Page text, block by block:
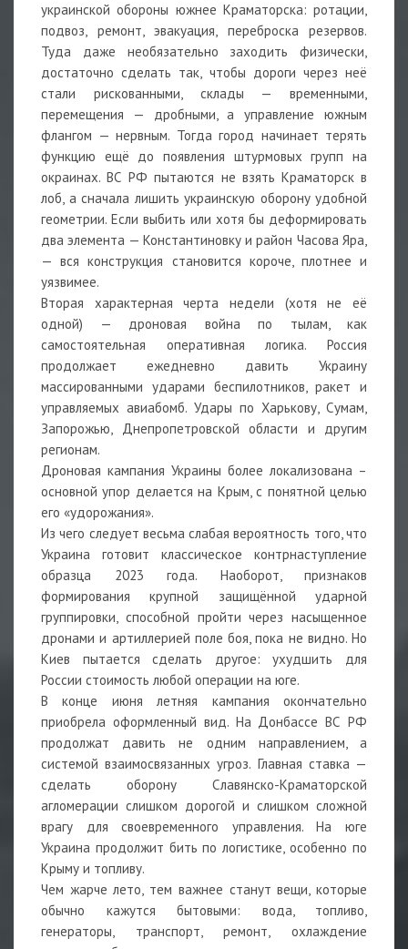
украинской обороны южнее Краматорска: ротации,
подвоз, ремонт, эвакуация, переброска резервов.
Туда даже необязательно заходить физически,
достаточно сделать так, чтобы дороги через неё
стали рискованными, склады — временными,
перемещения — дробными, а управление южным
флангом — нервным. Тогда город начинает терять
функцию ещё до появления штурмовых групп на
окраинах. ВС РФ пытаются не взять Краматорск в
лоб, а сначала лишить украинскую оборону удобной
геометрии. Если выбить или хотя бы деформировать
два элемента — Константиновку и район Часова Яра,
— вся конструкция становится короче, плотнее и
уязвимее.
Вторая характерная черта недели (хотя не её
одной) — дроновая война по тылам, как
самостоятельная оперативная логика. Россия
продолжает ежедневно давить Украину
массированными ударами беспилотников, ракет и
управляемых авиабомб. Удары по Харькову, Сумам,
Запорожью, Днепропетровской области и другим
регионам.
Дроновая кампания Украины более локализована –
основной упор делается на Крым, с понятной целью
его «удорожания».
Из чего следует весьма слабая вероятность того, что
Украина готовит классическое контрнаступление
образца 2023 года. Наоборот, признаков
формирования крупной защищённой ударной
группировки, способной пройти через насыщенное
дронами и артиллерией поле боя, пока не видно. Но
Киев пытается сделать другое: ухудшить для
России стоимость любой операции на юге.
В конце июня летняя кампания окончательно
приобрела оформленный вид. На Донбассе ВС РФ
продолжат давить не одним направлением, а
системой взаимосвязанных угроз. Главная ставка —
сделать оборону Славянско-Краматорской
агломерации слишком дорогой и слишком сложной
врагу для своевременного управления. На юге
Украина продолжит бить по логистике, особенно по
Крыму и топливу.
Чем жарче лето, тем важнее станут вещи, которые
обычно кажутся бытовыми: вода, топливо,
генераторы, транспорт, ремонт, охлаждение